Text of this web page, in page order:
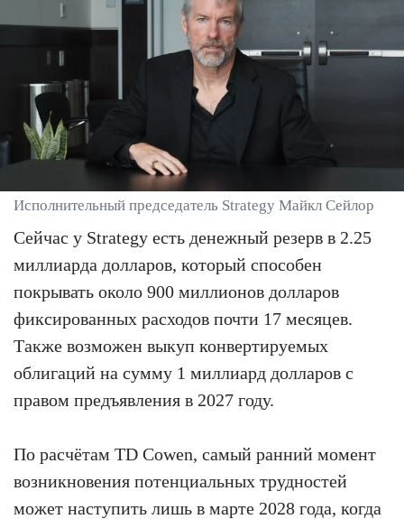
Исполнительный председатель Strategy Майкл Сейлор
Сейчас у Strategy есть денежный резерв в 2.25
миллиарда долларов, который способен
покрывать около 900 миллионов долларов
фиксированных расходов почти 17 месяцев.
Также возможен выкуп конвертируемых
облигаций на сумму 1 миллиард долларов с
правом предъявления в 2027 году.
По расчётам TD Cowen, самый ранний момент
возникновения потенциальных трудностей
может наступить лишь в марте 2028 года, когда